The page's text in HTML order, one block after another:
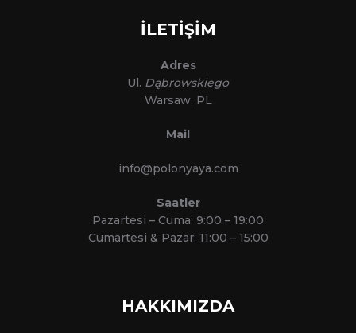
İLETİŞİM
Adres
Ul. Dąbrowskiego
Warsaw, PL
Mail
info@polonyaya.com
Saatler
Pazartesi – Cuma: 9:00 – 19:00
Cumartesi & Pazar: 11:00 – 15:00
HAKKIMIZDA